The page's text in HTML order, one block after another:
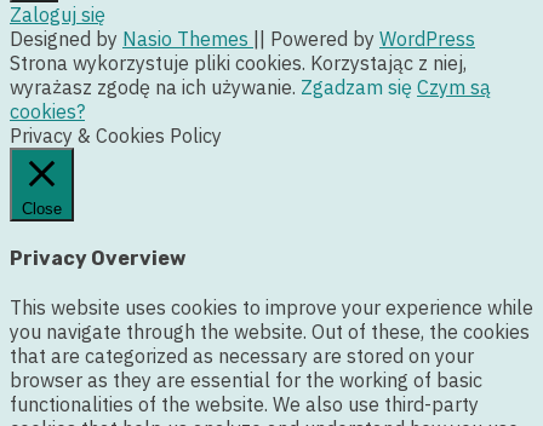
Zaloguj się
Designed by Nasio Themes || Powered by WordPress
Strona wykorzystuje pliki cookies. Korzystając z niej,
wyrażasz zgodę na ich używanie. Zgadzam się Czym są
cookies?
Privacy & Cookies Policy
Close
Privacy Overview
This website uses cookies to improve your experience while
you navigate through the website. Out of these, the cookies
that are categorized as necessary are stored on your
browser as they are essential for the working of basic
functionalities of the website. We also use third-party